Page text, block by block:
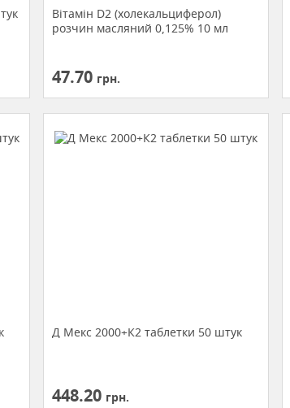
Вітамін D2 (холекальциферол)
розчин масляний 0,125% 10 мл
47.70 грн.
Д Мекс 2000+К2 таблетки 50 штук
448.20 грн.